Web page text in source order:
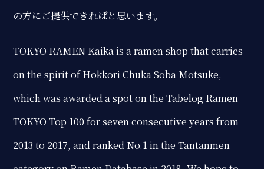
の方にご提供できればと思います。
TOKYO RAMEN Kaika is a ramen shop that carries
on the spirit of Hokkori Chuka Soba Motsuke,
which was awarded a spot on the Tabelog Ramen
TOKYO Top 100 for seven consecutive years from
2013 to 2017, and ranked No.1 in the Tantanmen